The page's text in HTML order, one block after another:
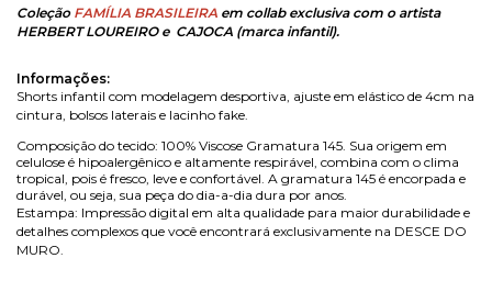
Coleção FAMÍLIA BRASILEIRA em collab exclusiva com o artista
HERBERT LOUREIRO e CAJOCA (marca infantil).
Informações:
Shorts infantil com modelagem desportiva, ajuste em elástico de 4cm na
cintura, bolsos laterais e lacinho fake.
Composição do tecido: 100% Viscose Gramatura 145. Sua origem em
celulose é hipoalergênico e altamente respirável, combina com o clima
tropical, pois é fresco, leve e confortável. A gramatura 145 é encorpada e
durável, ou seja, sua peça do dia-a-dia dura por anos.
Estampa: Impressão digital em alta qualidade para maior durabilidade e
detalhes complexos que você encontrará exclusivamente na DESCE DO
MURO.